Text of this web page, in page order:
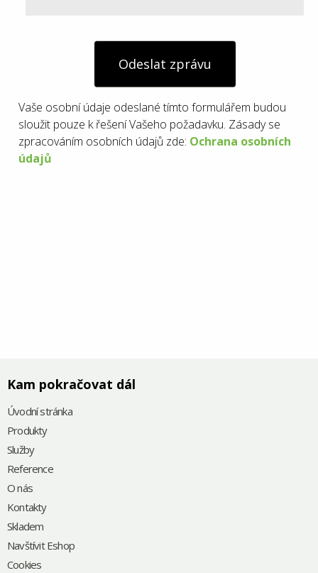
Odeslat zprávu
Vaše osobní údaje odeslané tímto formulářem budou
sloužit pouze k řešení Vašeho požadavku. Zásady se
zpracováním osobních údajů zde: Ochrana osobních
údajů
Kam pokračovat dál
Úvodní stránka
Produkty
Služby
Reference
O nás
Kontakty
Skladem
Navštívit Eshop
Cookies